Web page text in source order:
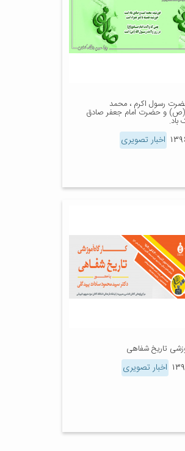
رسول اکرم ، محمد
و حضرت امام جعفر صادق
باد.
اخبار تصویری
تاریخ شفاهی
اخبار تصویری